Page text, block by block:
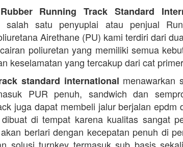
Running Track Standard
salah satu penyuplai atau penjual
Airethane (PU) kami terdiri dari
poliuretan yang memiliki semua
keselamatan yang tercakup dari cat
standard international menawarkan
PUR penuh, sandwich dan
juga dapat membeli jalur berjalan epdm
di tempat karena kualitas sangat
berlari dengan kecepatan penuh di